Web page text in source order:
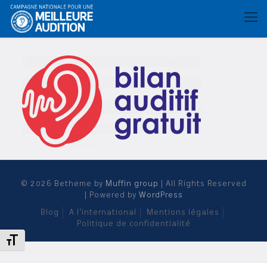
Changer la taille de la police
© 2026 Betheme by Muffin group
| All Rights Reserved
| Powered by WordPress
Blog A l’international
Mentions légales
Politique de confidentialité